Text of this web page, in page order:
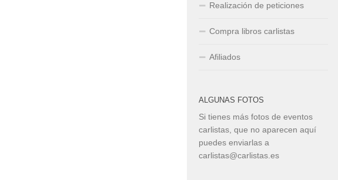
Realización de peticiones
Compra libros carlistas
Afiliados
ALGUNAS FOTOS
Si tienes más fotos de eventos
carlistas, que no aparecen aquí
puedes enviarlas a
carlistas@carlistas.es